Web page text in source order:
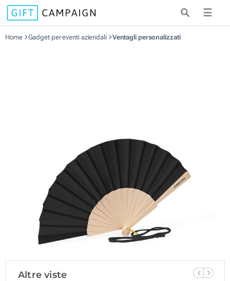
☰
Home Gadget per eventi aziendali Ventagli personalizzati
Altre viste